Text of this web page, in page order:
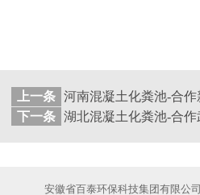
上一条
下一条
安徽省百泰环保科技集团有限公司